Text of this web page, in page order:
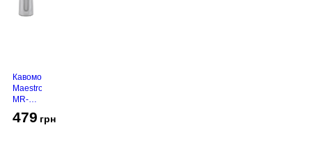
Кавомолка
Maestro
MR-
450
Grey
479 грн